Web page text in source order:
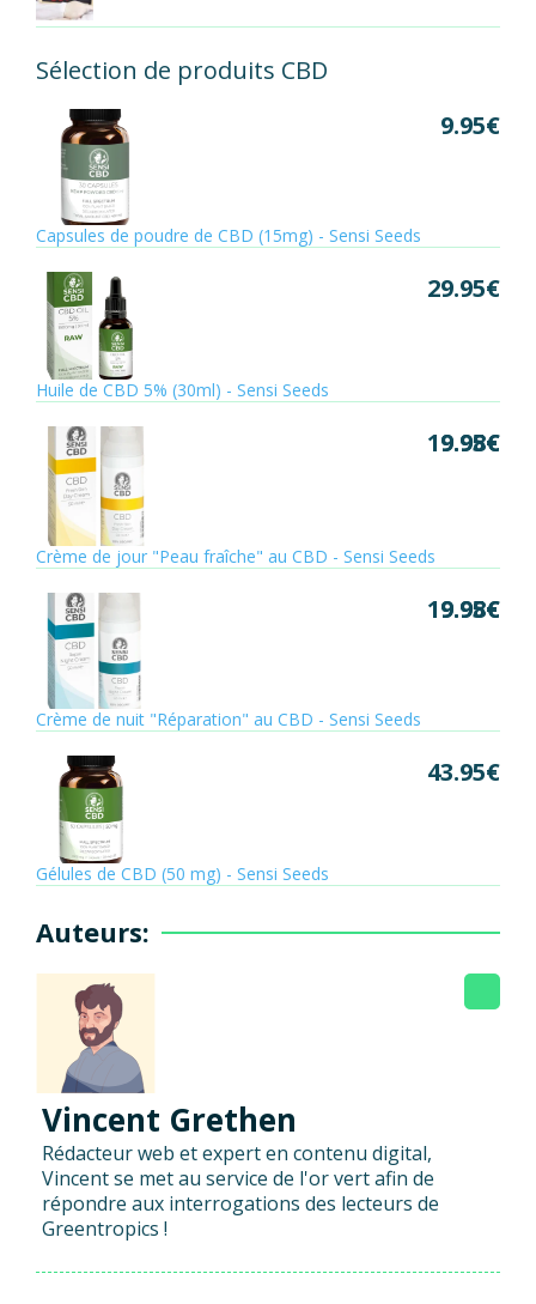
Sélection de produits CBD
Capsules de poudre de CBD (15mg) - Sensi Seeds
9.95€
Huile de CBD 5% (30ml) - Sensi Seeds
29.95€
Crème de jour "Peau fraîche" au CBD - Sensi Seeds
19.95€
9.98€
Crème de nuit "Réparation" au CBD - Sensi Seeds
19.95€
9.98€
Gélules de CBD (50 mg) - Sensi Seeds
43.95€
Auteurs:
Vincent Grethen
Rédacteur web et expert en contenu digital,
Vincent se met au service de l'or vert afin de
répondre aux interrogations des lecteurs de
Greentropics !